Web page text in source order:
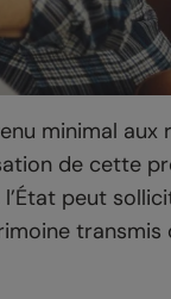
minimal
de cette
peut
transmis